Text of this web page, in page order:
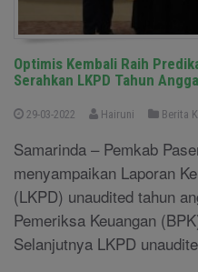
Optimis Kembali Raih
Serahkan LKPD Tahun
29-03-2022 Hairuni Berita
Samarinda – Pemkab
menyampaikan Laporan
(LKPD) unaudited tahun
Pemeriksa Keuangan
Selanjutnya LKPD
....